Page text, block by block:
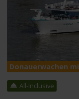
Suche
Donauerwachen
All-Inclusive